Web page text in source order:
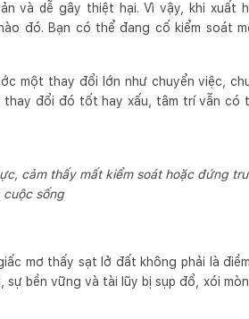
và dễ gây thiệt hại. Vì vậy, khi xuất
đó. Bạn có thể đang cố kiểm soát
một thay đổi lớn như chuyển việc,
thay đổi đó tốt hay xấu, tâm trí vẫn có
cảm thấy mất kiểm soát hoặc đứng
cuộc sống
mơ thấy sạt lở đất không phải là
bền vững và tài lũy bị sụp đổ, xói